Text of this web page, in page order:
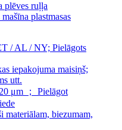
plēves ruļļa
plastmasas
/ AL / NY; Pielāgots
iepakojuma maisiņš;
utt.
μm ； Pielāgot
materiālam, biezumam,